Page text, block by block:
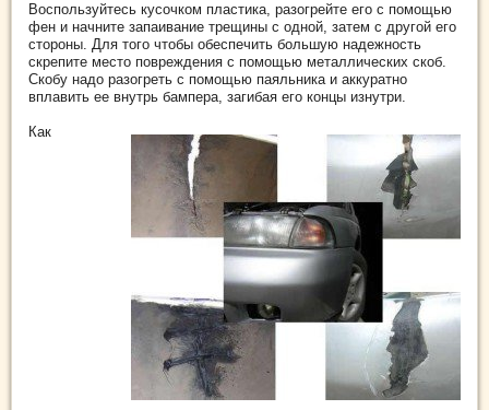
Воспользуйтесь кусочком пластика, разогрейте его с помощью
фен и начните запаивание трещины с одной, затем с другой его
стороны. Для того чтобы обеспечить большую надежность
скрепите место повреждения с помощью металлических скоб.
Скобу надо разогреть с помощью паяльника и аккуратно
вплавить ее внутрь бампера, загибая его концы изнутри.
Как